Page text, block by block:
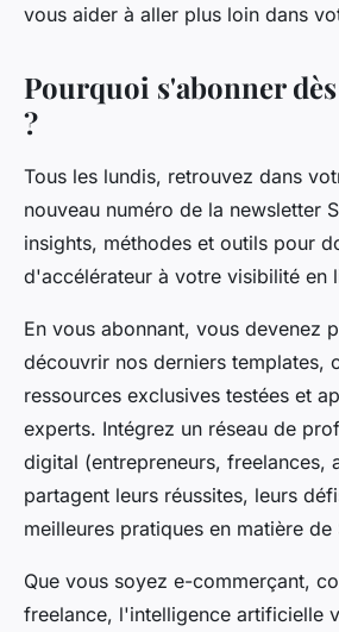
vous aider à aller plus loin dans
Pourquoi s'abonner
?
Tous les lundis, retrouvez dans
nouveau numéro de la newsletter
insights, méthodes et outils pour
d'accélérateur à votre visibilité en
En vous abonnant, vous devenez
découvrir nos derniers templates,
ressources exclusives testées et
experts. Intégrez un réseau de
digital (entrepreneurs, freelances,
partagent leurs réussites, leurs
meilleures pratiques en matière de
Que vous soyez e-commerçant,
freelance, l'intelligence artificielle